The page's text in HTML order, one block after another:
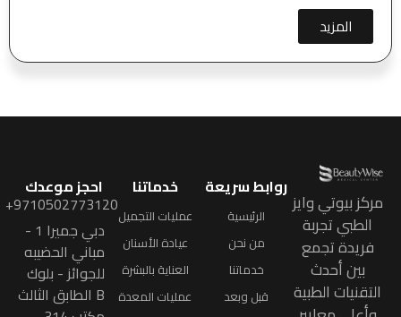
المزيد
مركز بيوتي وايز
الطبي تجربة
فريدة تجمع
بين أحدث
التقنيات الطبية
روابط سريعة
الرئيسية
من نحن
خدماتنا
قبل وبعد
خدماتنا
عمليات التجميل
عيادة الأسنان
العناية بالبشرة
عمليات المعدة
احجز موعدك
9710502773120+
دبي جميرا 1 -
مباني الحضيبه
للجوائز - بلوك
B الطابق الثالث